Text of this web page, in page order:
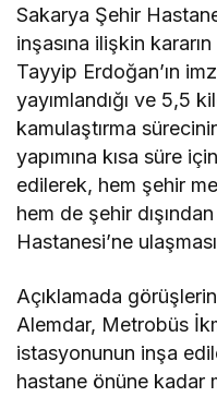
Sakarya Şehir
inşasına ilişkin
Tayyip Erdoğan’ın
yayımlandığı ve 5,5
kamulaştırma
yapımına kısa süre
edilerek, hem şehir
hem de şehir
Hastanesi’ne
Açıklamada
Alemdar, Metrobüs
istasyonunun inşa
hastane önüne kadar